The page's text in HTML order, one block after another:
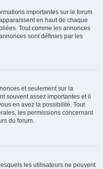
importantes sur le forum
en haut de chaque
Tout comme les annonces
sont définies par les
et seulement sur la
souvent assez importantes et il
en avez la possibilité. Tout
les permissions concernant
du forum.
les utilisateurs ne peuvent